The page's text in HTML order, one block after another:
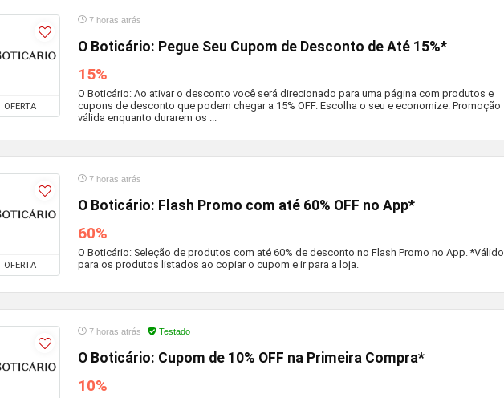
OFERTA
7 horas atrás
O Boticário: Pegue Seu Cupom de Desconto de Até 15%*
15%
O Boticário: Ao ativar o desconto você será direcionado para uma página com produtos e
cupons de desconto que podem chegar a 15% OFF. Escolha o seu e economize. Promoção
válida enquanto durarem os ...
OFERTA
7 horas atrás
O Boticário: Flash Promo com até 60% OFF no App*
60%
O Boticário: Seleção de produtos com até 60% de desconto no Flash Promo no App. *Válido
para os produtos listados ao copiar o cupom e ir para a loja.
7 horas atrás Testado
O Boticário: Cupom de 10% OFF na Primeira Compra*
10%